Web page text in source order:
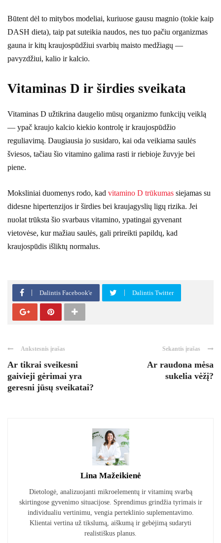
Būtent dėl to mitybos modeliai, kuriuose gausu magnio (tokie kaip
DASH dieta), taip pat suteikia naudos, nes tuo pačiu organizmas
gauna ir kitų kraujospūdžiui svarbių maisto medžiagų —
pavyzdžiui, kalio ir kalcio.
Vitaminas D ir širdies sveikata
Vitaminas D užtikrina daugelio mūsų organizmo funkcijų veiklą
— ypač kraujo kalcio kiekio kontrolę ir kraujospūdžio
reguliavimą. Daugiausia jo susidaro, kai oda veikiama saulės
šviesos, tačiau šio vitamino galima rasti ir riebioje žuvyje bei
piene.
Moksliniai duomenys rodo, kad vitamino D trūkumas siejamas su
didesne hipertenzijos ir širdies bei kraujagyslių ligų rizika. Jei
nuolat trūksta šio svarbaus vitamino, ypatingai gyvenant
vietovėse, kur mažiau saulės, gali prireikti papildų, kad
kraujospūdis išliktų normalus.
Dalintis Facebook'e Dalintis Twitter
Ankstesnis įrašas
Ar tikrai sveikesni
gaivieji gėrimai yra
geresni jūsų sveikatai?
Sekantis įrašas
Ar raudona mėsa
sukelia vėžį?
Lina Mažeikienė
Dietologė, analizuojanti mikroelementų ir vitaminų svarbą
skirtingose gyvenimo situacijose. Sprendimus grindžia tyrimais ir
individualiu vertinimu, vengia perteklinio suplementavimo.
Klientai vertina už tikslumą, aiškumą ir gebėjimą sudaryti
realistiškus planus.